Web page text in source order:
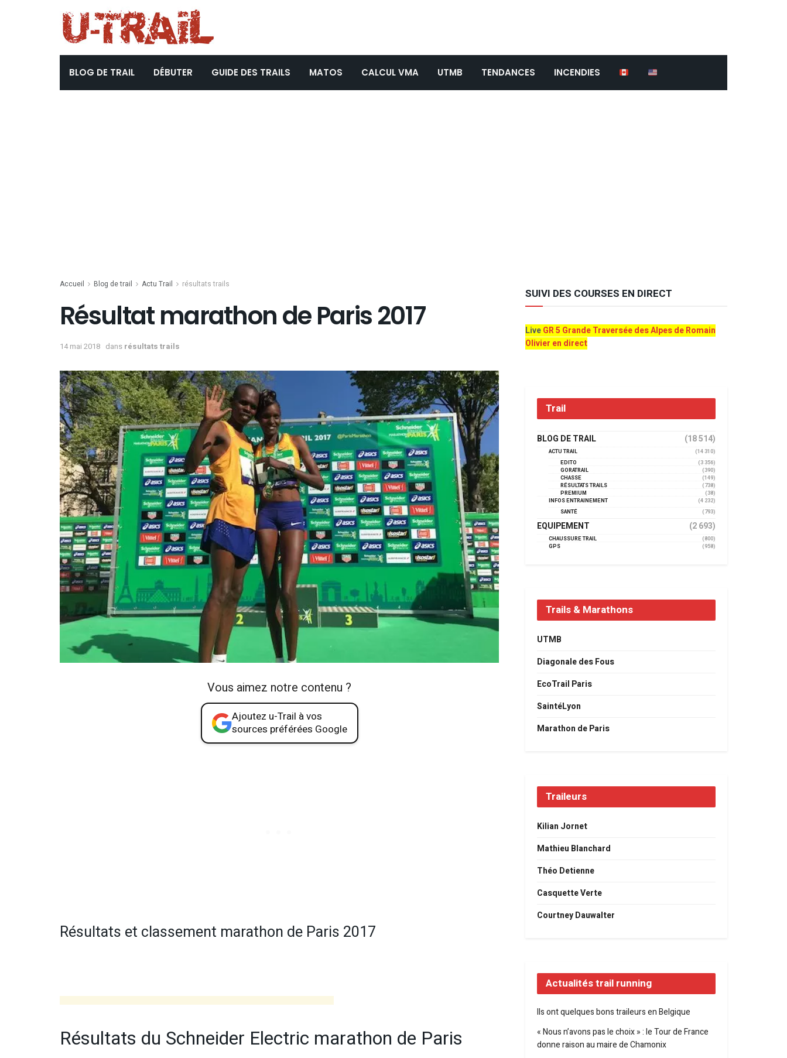
BLOG DE TRAIL DÉBUTER GUIDE DES TRAILS MATOS CALCUL VMA UTMB TENDANCES INCENDIES
Accueil Blog de trail Actu Trail résultats trails
Résultat marathon de Paris 2017
14 mai 2018 dans résultats trails
Vous aimez notre contenu ?
Ajoutez u-Trail à vos
sources préférées Google
Résultats et classement marathon de Paris 2017
Résultats du Schneider Electric marathon de Paris
SUIVI DES COURSES EN DIRECT
LiveGR 5 Grande Traversée des Alpes de Romain
Olivier en direct
Trail
BLOG DE TRAIL (18 514)
ACTU TRAIL
(14 310)
EDITO
(3 356)
GORATRAIL
(390)
CHASSE
(149)
RÉSULTATS TRAILS
(738)
PREMIUM
(38)
INFOS ENTRAINEMENT
(4 232)
SANTÉ
(793)
EQUIPEMENT (2 693)
CHAUSSURE TRAIL
(800)
GPS
(958)
Trails & Marathons
UTMB
Diagonale des Fous
EcoTrail Paris
SaintéLyon
Marathon de Paris
Traileurs
Kilian Jornet
Mathieu Blanchard
Théo Detienne
Casquette Verte
Courtney Dauwalter
Actualités trail running
Ils ont quelques bons traileurs en Belgique
« Nous n’avons pas le choix » : le Tour de France
donne raison au maire de Chamonix